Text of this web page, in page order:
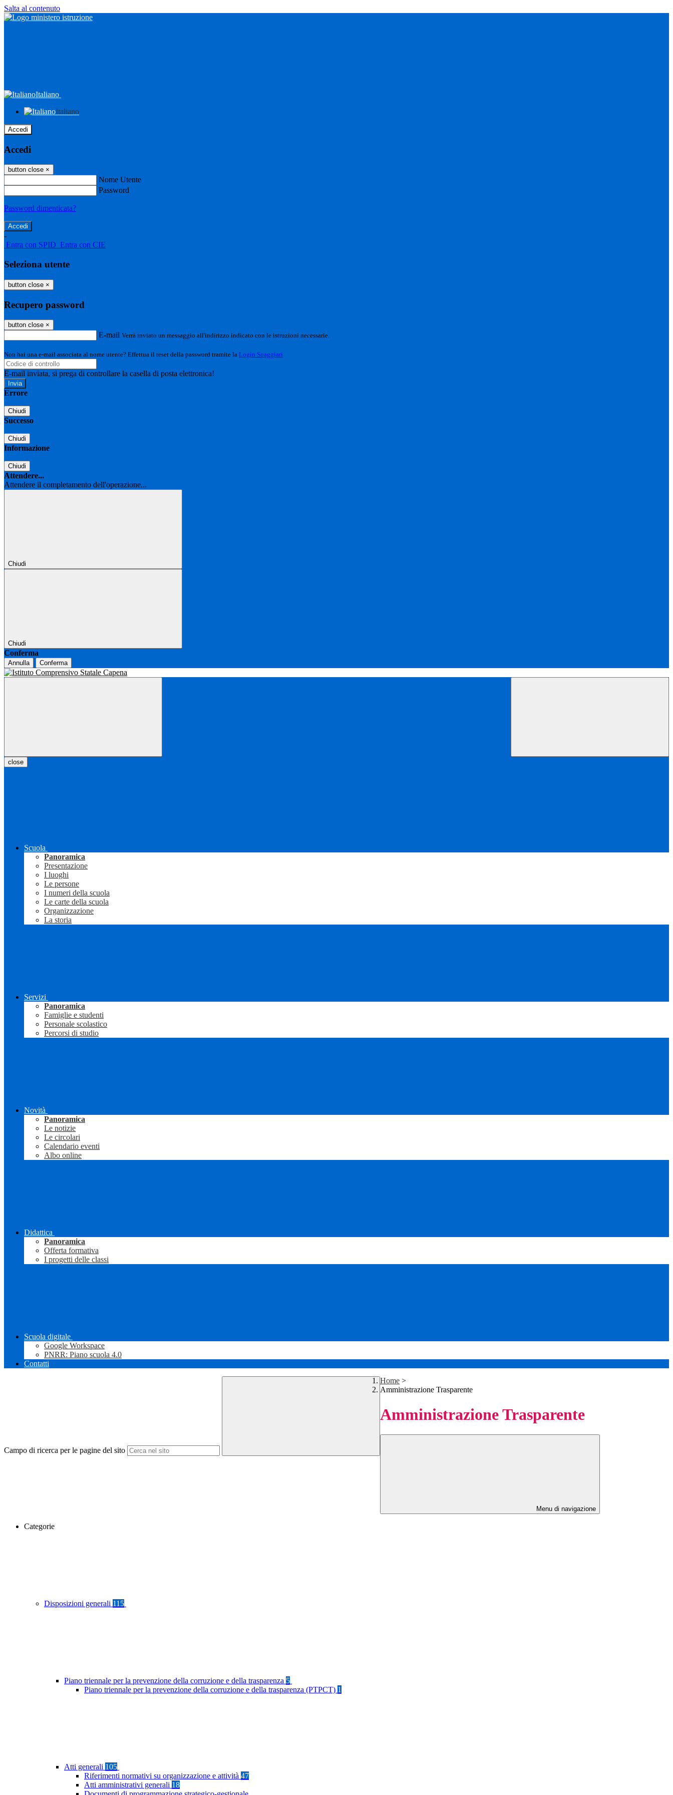
Salta al contenuto
Italiano
Italiano
Accedi
Accedi
button close ×
Nome Utente
Password
Password dimenticata?
-
Entra con SPID Entra con CIE
Seleziona utente
button close ×
Recupero password
button close ×
E-mail Verrà inviato un messaggio all'indirizzo indicato con le istruzioni necessarie.
Non hai una e-mail associata al nome utente? Effettua il reset della password tramite la Login Spaggiari
E-mail inviata, si prega di controllare la casella di posta elettronica!
Errore
Chiudi
Successo
Chiudi
Informazione
Chiudi
Attendere...
Attendere il completamento dell'operazione...
Chiudi
Chiudi
Conferma
Annulla Conferma
close
Scuola
Panoramica
Presentazione
I luoghi
Le persone
I numeri della scuola
Le carte della scuola
Organizzazione
La storia
Servizi
Panoramica
Famiglie e studenti
Personale scolastico
Percorsi di studio
Novità
Panoramica
Le notizie
Le circolari
Calendario eventi
Albo online
Didattica
Panoramica
Offerta formativa
I progetti delle classi
Scuola digitale
Google Workspace
PNRR: Piano scuola 4.0
Contatti
Campo di ricerca per le pagine del sito
Home >
Amministrazione Trasparente
Amministrazione Trasparente
Menu di navigazione
Categorie
Disposizioni generali 115
Piano triennale per la prevenzione della corruzione e della trasparenza 5
Piano triennale per la prevenzione della corruzione e della trasparenza (PTPCT) 1
Atti generali 105
Riferimenti normativi su organizzazione e attività 47
Atti amministrativi generali 18